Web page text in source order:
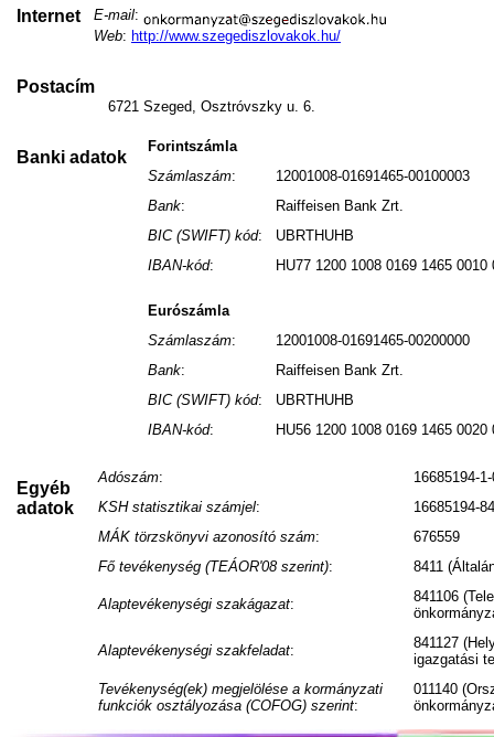
Internet E-mail:
Web: http://www.szegediszlovakok.hu/
Postacím
6721 Szeged, Osztróvszky u. 6.
Banki adatok
Forintszámla
Számlaszám:
12001008-01691465-00100003
Bank:
Raiffeisen Bank Zrt.
BIC (SWIFT) kód:
UBRTHUHB
IBAN-kód: HU77 1200 1008 0169 1465 0010
Eurószámla
Számlaszám:
12001008-01691465-00200000
Bank:
Raiffeisen Bank Zrt.
BIC (SWIFT) kód:
UBRTHUHB
IBAN-kód: HU56 1200 1008 0169 1465 0020
Egyéb
adatok
Adószám:
16685194-
KSH statisztikai számjel:
16685194-
MÁK törzskönyvi azonosító szám:
676559
Fő tevékenység (TEÁOR'08 szerint): 8411
Alaptevékenységi szakágazat:
841106
Alaptevékenységi szakfeladat:
841127
igazgatási
Tevékenység(ek) megjelölése a kormányzati
funkciók osztályozása (COFOG) szerint:
011140